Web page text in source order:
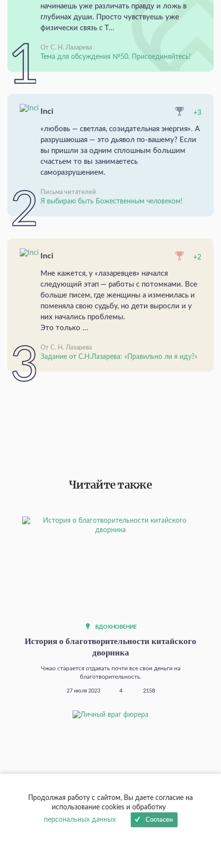
начинаешь уже различать правду и ложь в
глубинах души. Просто чувствуешь уже
физически связь с Т...
От С. Н. Лазарева
Тема для обсуждения №50. Присоединяйтесь!
Inci +3
«любовь — светлая, созидательная энергия». А
разрушаюшая — это дьявол по-вашему? Если
вы пришли за одним сплошным большим
счастьем то вы занимаетесь
саморазрушением.
Письма читателей
Я выбираю быть Божественным человеком!
Inci +2
Мне кажется, у «лазаревцев» начался
следующий этап — работы с потомками. Все
больше писем, где женщины а изменилась и
поменяла свою судьбу, но дети выросли и у
них начались проблемы.
Это только ...
От С. Н. Лазарева
Задание от С.Н.Лазарева: «Правильно ли я иду?»
Читайте также
ВДОХНОВЕНИЕ
История о благотворительности китайского
дворника
Чжао старается отдавать почти все свои деньги на
благотворительность.
27 июля 2023 4 2158
ВДОХНОВЕНИЕ
Продолжая работу с сайтом, Вы даете согласие на
использование cookies и обработку
персональных данных
Согласен